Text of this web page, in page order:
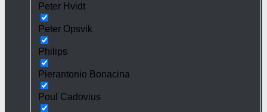
Peter Hvidt
Peter Opsvik
Philips
Pierantonio Bonacina
Poul Cadovius